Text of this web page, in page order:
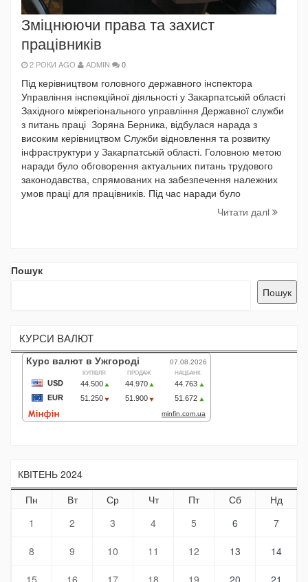
Зміцнюючи права та захист
працівників
2 РОКИ AGO ADMIN 0
Під керівництвом головного державного інспектора
Управління інспекційної діяльності у Закарпатській області
Західного міжрегіонального управління Державної служби
з питань праці Зоряна Берника, відбулася нарада з
високим керівництвом Служби відновлення та розвитку
інфраструктури у Закарпатській області. Головною метою
наради було обговорення актуальних питань трудового
законодавства, спрямованих на забезпечення належних
умов праці для працівників. Під час наради було
Читати далi
Пошук
Пошук
КУРСИ ВАЛЮТ
КВІТЕНЬ 2024
Пн
Вт Ср Чт Пт Сб
Нд
1
2 3 4 5 6 7
8 9 10 11 12 13 14